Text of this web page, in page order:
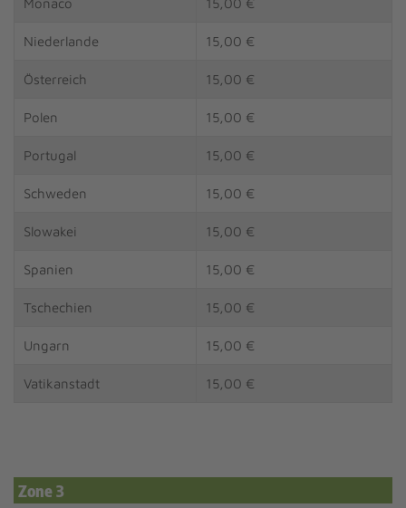
Niederlande 15,00 €
Österreich 15,00 €
Polen 15,00 €
Portugal 15,00 €
Schweden 15,00 €
Slowakei 15,00 €
Spanien 15,00 €
Tschechien 15,00 €
Ungarn 15,00 €
Vatikanstadt 15,00 €
Zone 3